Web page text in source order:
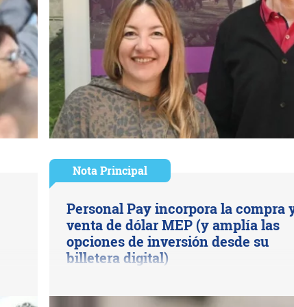
Nota Principal
Personal Pay incorpora la compra
venta de dólar MEP (y amplía las
opciones de inversión desde su
billetera digital)